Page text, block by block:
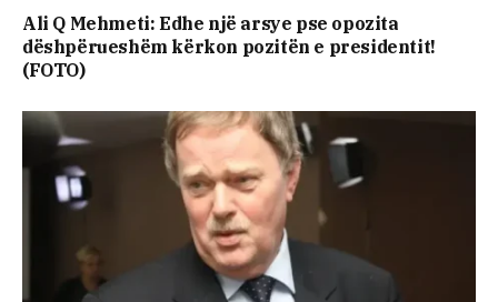
Ali Q Mehmeti: Edhe një arsye pse opozita
dëshpërueshëm kërkon pozitën e presidentit!
(FOTO)